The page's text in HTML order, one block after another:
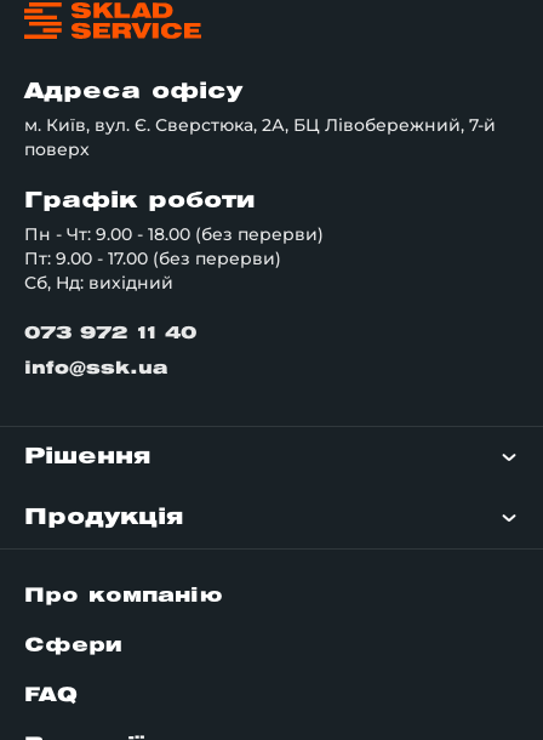
Адреса офісу
м. Київ, вул. Є. Сверстюка, 2А, БЦ Лівобережний, 7-й
поверх
Графік роботи
Пн - Чт: 9.00 - 18.00 (без перерви)
Пт: 9.00 - 17.00 (без перерви)
Сб, Нд: вихідний
073 972 11 40
info@ssk.ua
Рішення
Продукція
Про компанію
Сфери
FAQ